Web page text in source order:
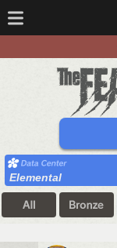
Elemental